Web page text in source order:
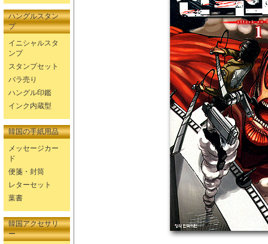
ハングルスタン
プ
イニシャルスタ
ンプ
スタンプセット
バラ売り
ハングル印鑑
インク内蔵型
韓国の手紙用品
メッセージカー
ド
便箋・封筒
レターセット
葉書
韓国アクセサリ
ー